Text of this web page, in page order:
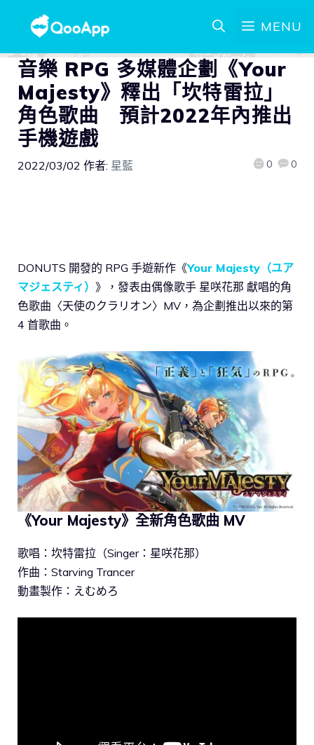
MENU
音樂 RPG 多媒體企劃《Your
Majesty》釋出「坎特雷拉」
角色歌曲 預計2022年內推出
手機遊戲
2022/03/02 作者: 星藍 0 0
DONUTS 開發的 RPG 手遊新作《Your Majesty（ユア
マジェスティ） 》，發表由偶像歌手 星咲花那 獻唱的角
色歌曲〈天使のクラリオン〉MV，為企劃推出以來的第
4 首歌曲。
《Your Majesty》全新角色歌曲 MV
歌唱：坎特雷拉（Singer：星咲花那）
作曲：Starving Trancer
動畫製作：えむめろ